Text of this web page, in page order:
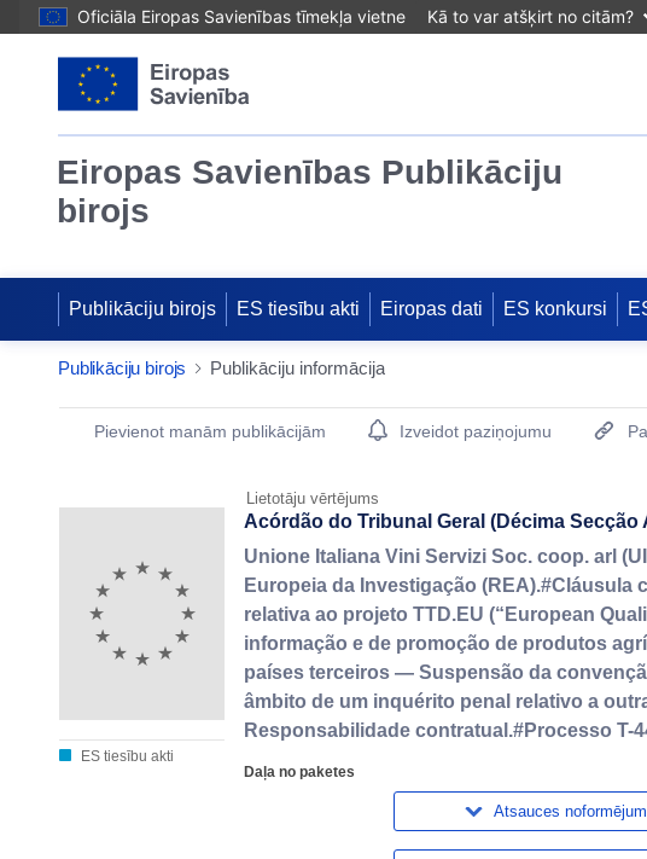
Oficiāla Eiropas Savienības tīmekļa vietne Kā to var atšķirt no citām?
Eiropas Savienības Publikāciju
birojs
Publikāciju birojs ES tiesību akti Eiropas dati ES konkursi
Publikāciju birojs Publikāciju informācija
Publication Detail Actions Portlet
Pievienot manām publikācijām Izveidot paziņojumu
Lietotāju vērtējums
ES tiesību akti
Acórdão do Tribunal Geral (Décima Secção
Unione Italiana Vini Servizi Soc. coop. arl
Europeia da Investigação
relativa ao projeto TTD.EU (“European
informação e de promoção de produtos
países terceiros — Suspensão da
âmbito de um inquérito penal relativo a
Responsabilidade contratual.#Processo T-
Daļa no paketes
Atsauces